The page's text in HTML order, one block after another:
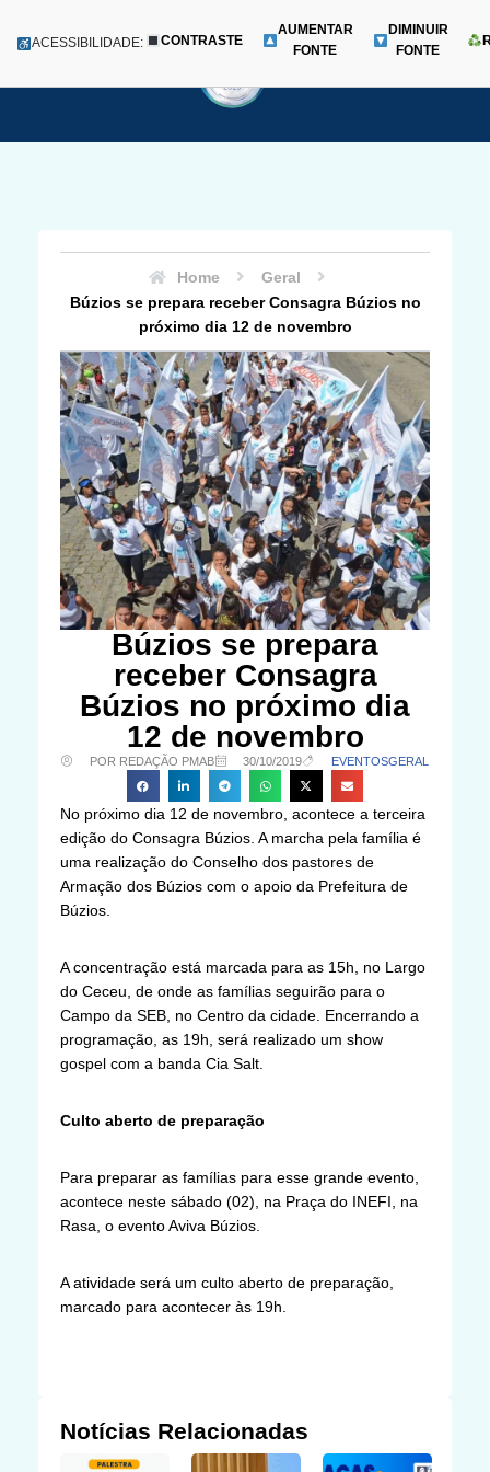
para
Menu
ACESSIBILIDADE: CONTRASTE
AUMENTAR
FONTE
DIMINUIR
FONTE
Home
Geral
Búzios se prepara receber Consagra Búzios no
próximo dia 12 de novembro
Búzios se prepara
receber Consagra
Búzios no próximo dia
12 de novembro
POR REDAÇÃO PMAB 30/10/2019 EVENTOSGERAL
No próximo dia 12 de novembro, acontece a terceira
edição do Consagra Búzios. A marcha pela família é
uma realização do Conselho dos pastores de
Armação dos Búzios com o apoio da Prefeitura de
Búzios.
A concentração está marcada para as 15h, no Largo
do Ceceu, de onde as famílias seguirão para o
Campo da SEB, no Centro da cidade. Encerrando a
programação, as 19h, será realizado um show
gospel com a banda Cia Salt.
Culto aberto de preparação
Para preparar as famílias para esse grande evento,
acontece neste sábado (02), na Praça do INEFI, na
Rasa, o evento Aviva Búzios.
A atividade será um culto aberto de preparação,
marcado para acontecer às 19h.
Notícias Relacionadas